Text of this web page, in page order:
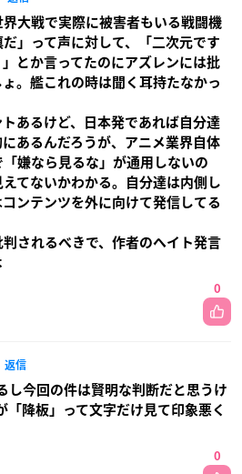
大戦で実際に被害者もいる戦闘機
」って声に対して、「二次元です
とか言ってたのにアズレンには批
。艦これの時は聞く耳持たなかっ
あるけど、日本発であれば自分達
あるんだろうが、アニメ業界自体
嫌なら見るな」が通用しないの
てないかわかる。自分達は内側し
ンテンツを外に向けて発信してる
されるべきで、作者のヘイト発言
0
返信
し今回の件は賢明な判断だと思うけ
「降板」って文字だけ見て印象悪く
0